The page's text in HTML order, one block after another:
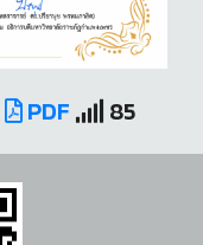
PDF 85